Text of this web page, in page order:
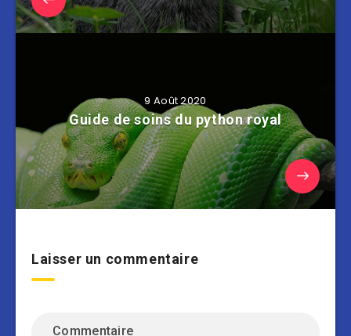
9 Août 2020
Guide de soins du python royal
Laisser un commentaire